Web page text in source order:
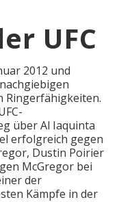
UFC
2012 und
Ringerfähigkeiten.
über Al Iaquinta
erfolgreich gegen
Dustin Poirier
McGregor bei
der
Kämpfe in der